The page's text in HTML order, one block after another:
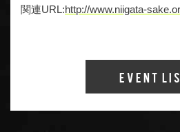
関連URL:http://www.niigata-
Event